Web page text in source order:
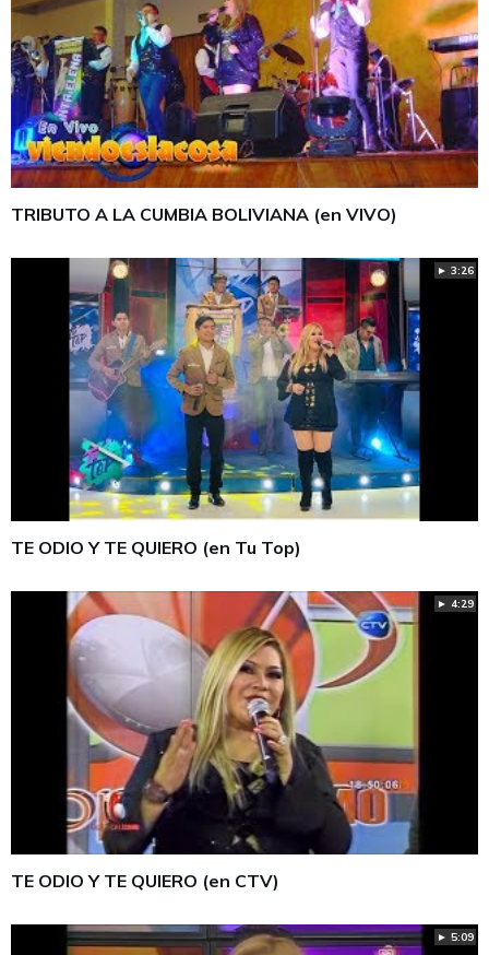
TRIBUTO A LA CUMBIA BOLIVIANA (en VIVO)
► 3:26
TE ODIO Y TE QUIERO (en Tu Top)
► 4:29
TE ODIO Y TE QUIERO (en CTV)
► 5:09